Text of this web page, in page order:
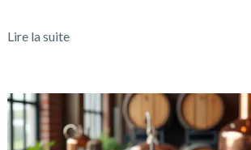
Lire la suite